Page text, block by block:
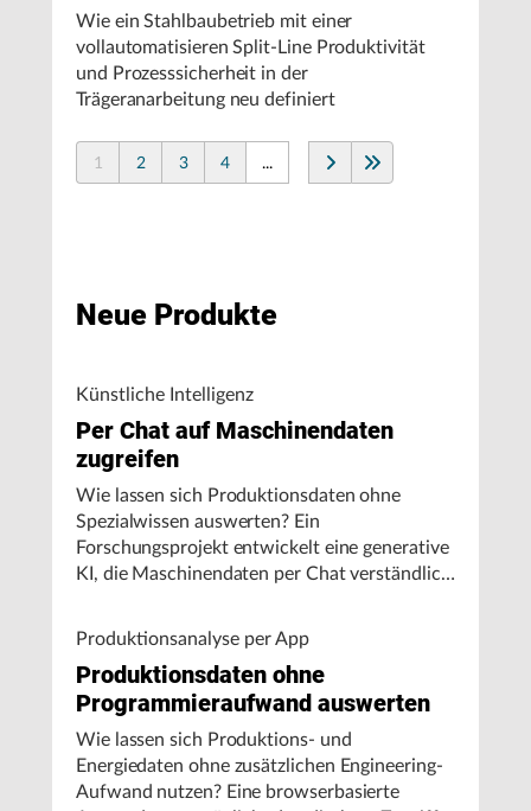
Wie ein Stahlbaubetrieb mit einer
vollautomatisieren Split-Line Produktivität
und Prozesssicherheit in der
Trägeranarbeitung neu definiert
1 2 3 4 ...
Neue Produkte
Künstliche Intelligenz
Per Chat auf Maschinendaten
zugreifen
Wie lassen sich Produktionsdaten ohne
Spezialwissen auswerten? Ein
Forschungsprojekt entwickelt eine generative
KI, die Maschinendaten per Chat verständlich
Produktionsanalyse per App
Produktionsdaten ohne
Programmieraufwand auswerten
Wie lassen sich Produktions- und
Energiedaten ohne zusätzlichen Engineering-
Aufwand nutzen? Eine browserbasierte